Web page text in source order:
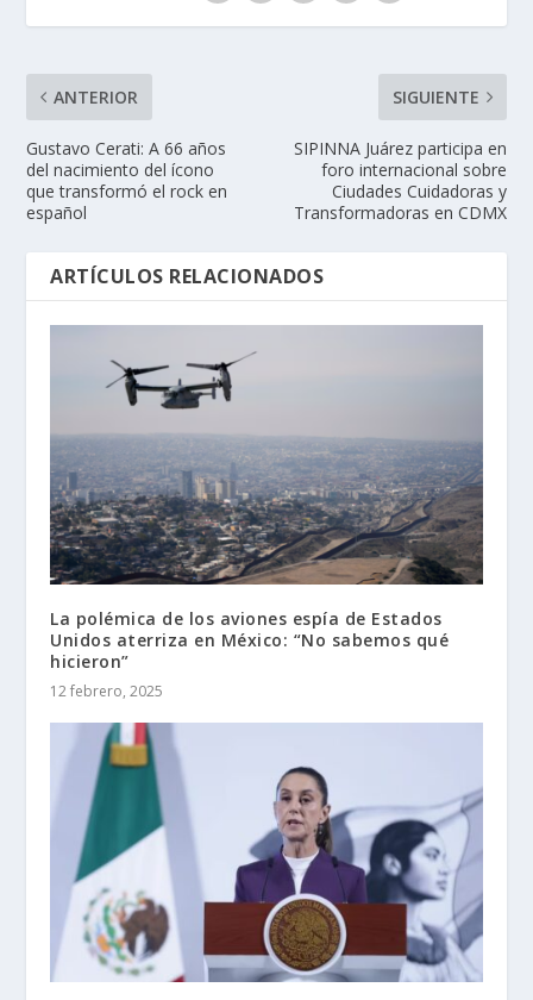
ANTERIOR
Gustavo Cerati: A 66 años
del nacimiento del ícono
que transformó el rock en
español
SIGUIENTE
SIPINNA Juárez participa en
foro internacional sobre
Ciudades Cuidadoras y
Transformadoras en CDMX
ARTÍCULOS RELACIONADOS
La polémica de los aviones espía de Estados
Unidos aterriza en México: “No sabemos qué
hicieron”
12 febrero, 2025